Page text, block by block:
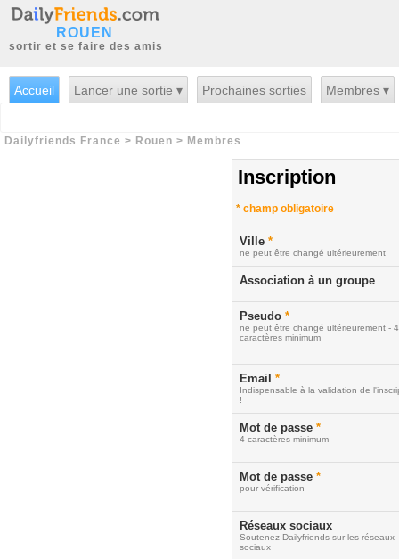
ROUEN
sortir et se faire des amis
Accueil Lancer une sortie ▾ Prochaines sorties Membres ▾
Dailyfriends France > Rouen > Membres
Inscription
* champ obligatoire
Ville *
ne peut être changé ultérieurement
Association à un groupe
Pseudo *
ne peut être changé ultérieurement - 4
caractères minimum
Email *
Indispensable à la validation de
!
Mot de passe *
4 caractères minimum
Mot de passe *
pour vérification
Réseaux sociaux
Soutenez Dailyfriends sur les réseaux
sociaux